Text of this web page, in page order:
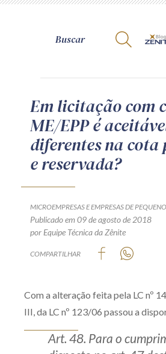
A Zênite
Como publicar
Site da Zênite
Contato
Guia de Direitos dos
Encarregado
Zênite Fácil IA
Zênite Play
Em licitação com
ME/EPP é
diferentes na
e reservada?
MICROEMPRESAS E EMPRESAS DE
Publicado em 09 de agosto de 2018
por Equipe Técnica da Zênite
COMPARTILHAR
Com a alteração feita pela LC nº
III, da LC nº 123/06 passou a
Art. 48. Para o